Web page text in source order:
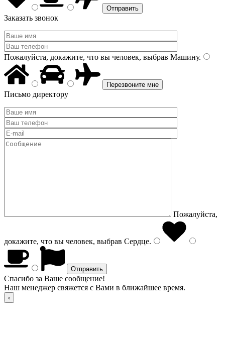
Заказать звонок
Пожалуйста, докажите, что вы человек, выбрав Машину.
Письмо директору
Пожалуйста,
докажите, что вы человек, выбрав Сердце.
Спасибо за Ваше сообщение!
Наш менеджер свяжется с Вами в ближайшее время.